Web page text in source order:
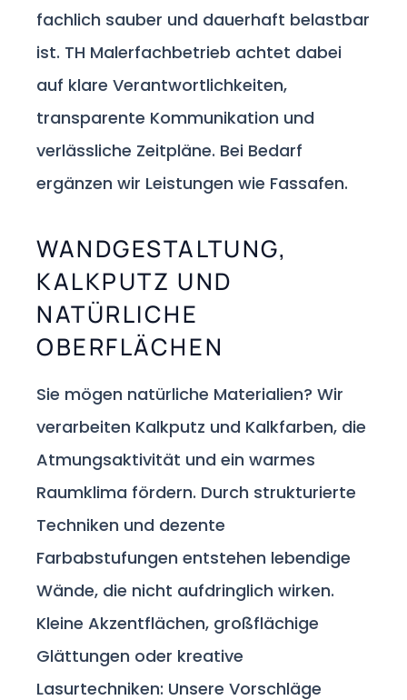
fachlich sauber und dauerhaft belastbar
ist. TH Malerfachbetrieb achtet dabei
auf klare Verantwortlichkeiten,
transparente Kommunikation und
verlässliche Zeitpläne. Bei Bedarf
ergänzen wir Leistungen wie Fassafen.
WANDGESTALTUNG,
KALKPUTZ UND
NATÜRLICHE
OBERFLÄCHEN
Sie mögen natürliche Materialien? Wir
verarbeiten Kalkputz und Kalkfarben, die
Atmungsaktivität und ein warmes
Raumklima fördern. Durch strukturierte
Techniken und dezente
Farbabstufungen entstehen lebendige
Wände, die nicht aufdringlich wirken.
Kleine Akzentflächen, großflächige
Glättungen oder kreative
Lasurtechniken: Unsere Vorschläge